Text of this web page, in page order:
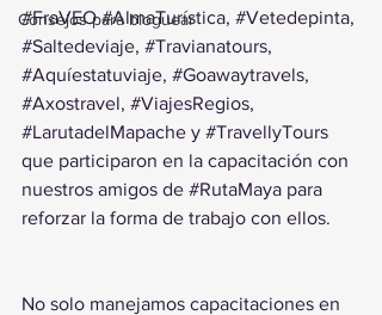
Consejos para bloguear
#FraVEO #AlmaTurística, #Vetedepinta,
#Saltedeviaje, #Travianatours,
#Aquíestatuviaje, #Goawaytravels,
#Axostravel, #ViajesRegios,
#LarutadelMapache y #TravellyTours
que participaron en la capacitación con
nuestros amigos de #RutaMaya para
reforzar la forma de trabajo con ellos.
No solo manejamos capacitaciones en